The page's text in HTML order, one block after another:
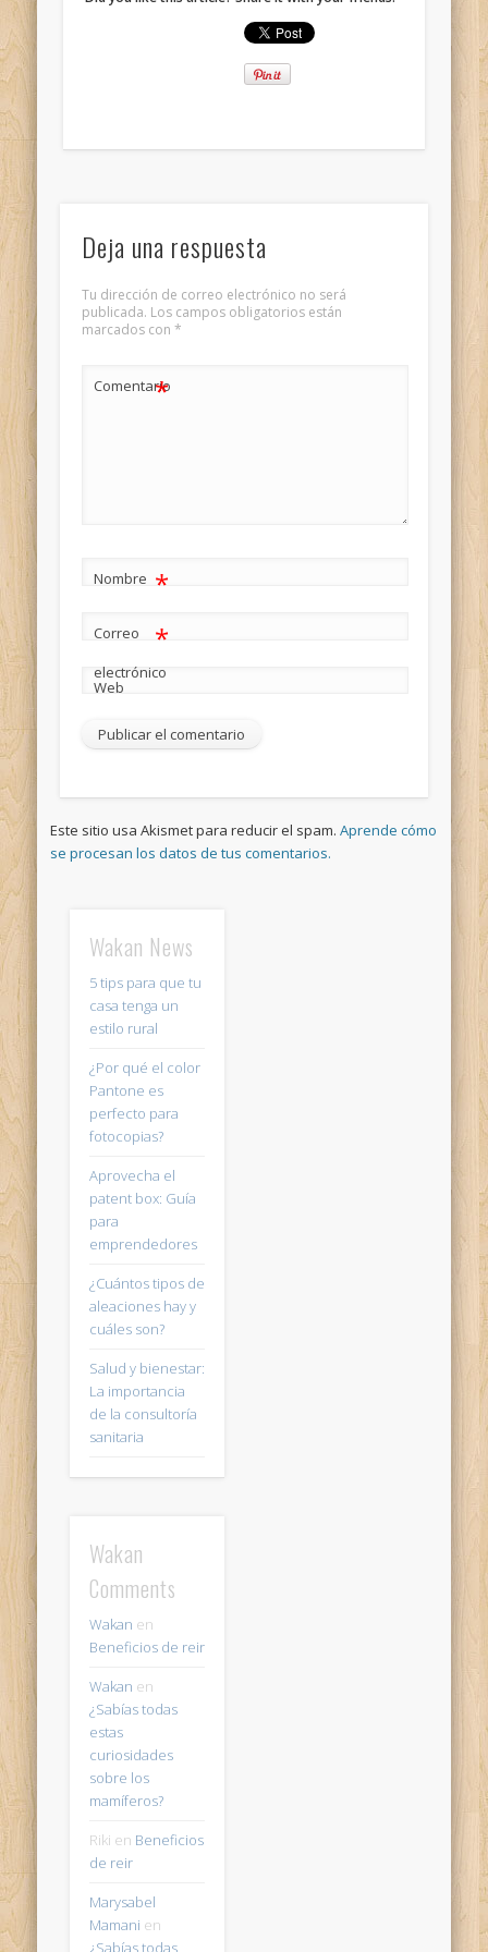
Deja una respuesta
Tu dirección de correo electrónico no será
publicada. Los campos obligatorios están
marcados con *
Comentario
*
Nombre *
Correo
electrónico
*
Web
Este sitio usa Akismet para reducir el spam.Aprende cómo
se procesan los datos de tus comentarios.
Wakan News
5 tips para que tu
casa tenga un
estilo rural
¿Por qué el color
Pantone es
perfecto para
fotocopias?
Aprovecha el
patent box: Guía
para
emprendedores
¿Cuántos tipos de
aleaciones hay y
cuáles son?
Salud y bienestar:
La importancia
de la consultoría
sanitaria
Wakan
Comments
Wakan en
Beneficios de reir
Wakan en
¿Sabías todas
estas
curiosidades
sobre los
mamíferos?
Riki en Beneficios
de reir
Marysabel
Mamani en
¿Sabías todas